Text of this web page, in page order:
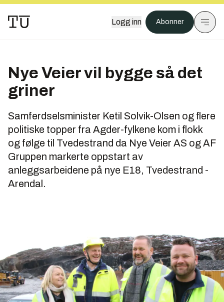
Logg inn Abonner
Nye Veier vil bygge så det
griner
Samferdselsminister Ketil Solvik-Olsen og flere
politiske topper fra Agder-fylkene kom i flokk
og følge til Tvedestrand da Nye Veier AS og AF
Gruppen markerte oppstart av
anleggsarbeidene på nye E18, Tvedestrand -
Arendal.